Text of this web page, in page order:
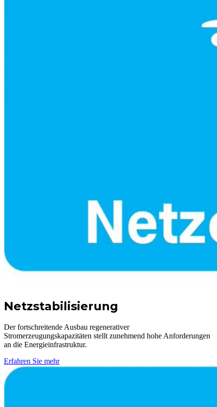
Netzstabilisierung
Der fortschreitende Ausbau regenerativer
Stromerzeugungskapazitäten stellt zunehmend hohe Anforderungen
an die Energieinfrastruktur.
Erfahren Sie mehr